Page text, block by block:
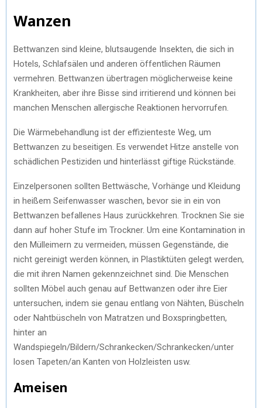
Wanzen
Bettwanzen sind kleine, blutsaugende Insekten, die sich in
Hotels, Schlafsälen und anderen öffentlichen Räumen
vermehren. Bettwanzen übertragen möglicherweise keine
Krankheiten, aber ihre Bisse sind irritierend und können bei
manchen Menschen allergische Reaktionen hervorrufen.
Die Wärmebehandlung ist der effizienteste Weg, um
Bettwanzen zu beseitigen. Es verwendet Hitze anstelle von
schädlichen Pestiziden und hinterlässt giftige Rückstände.
Einzelpersonen sollten Bettwäsche, Vorhänge und Kleidung
in heißem Seifenwasser waschen, bevor sie in ein von
Bettwanzen befallenes Haus zurückkehren. Trocknen Sie sie
dann auf hoher Stufe im Trockner. Um eine Kontamination in
den Mülleimern zu vermeiden, müssen Gegenstände, die
nicht gereinigt werden können, in Plastiktüten gelegt werden,
die mit ihren Namen gekennzeichnet sind. Die Menschen
sollten Möbel auch genau auf Bettwanzen oder ihre Eier
untersuchen, indem sie genau entlang von Nähten, Büscheln
oder Nahtbüscheln von Matratzen und Boxspringbetten,
hinter an
Wandspiegeln/Bildern/Schrankecken/Schrankecken/unter
losen Tapeten/an Kanten von Holzleisten usw.
Ameisen